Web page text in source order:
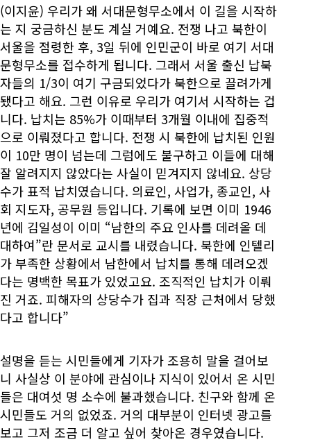
(이지윤) 우리가 왜 서대문형무소에서 이 길을 시작하
는 지 궁금하신 분도 계실 거예요. 전쟁 나고 북한이
서울을 점령한 후, 3일 뒤에 인민군이 바로 여기 서대
문형무소를 접수하게 됩니다. 그래서 서울 출신 납북
자들의 1/3이 여기 구금되었다가 북한으로 끌려가게
됐다고 해요. 그런 이유로 우리가 여기서 시작하는 겁
니다. 납치는 85%가 이때부터 3개월 이내에 집중적
으로 이뤄졌다고 합니다. 전쟁 시 북한에 납치된 인원
이 10만 명이 넘는데 그럼에도 불구하고 이들에 대해
잘 알려지지 않았다는 사실이 믿겨지지 않네요. 상당
수가 표적 납치였습니다. 의료인, 사업가, 종교인, 사
회 지도자, 공무원 등입니다. 기록에 보면 이미 1946
년에 김일성이 이미 “남한의 주요 인사를 데려올 데
대하여”란 문서로 교시를 내렸습니다. 북한에 인텔리
가 부족한 상황에서 남한에서 납치를 통해 데려오겠
다는 명백한 목표가 있었고요. 조직적인 납치가 이뤄
진 거죠. 피해자의 상당수가 집과 직장 근처에서 당했
다고 합니다”
설명을 듣는 시민들에게 기자가 조용히 말을 걸어보
니 사실상 이 분야에 관심이나 지식이 있어서 온 시민
들은 대여섯 명 소수에 불과했습니다. 친구와 함께 온
시민들도 거의 없었죠. 거의 대부분이 인터넷 광고를
보고 그저 조금 더 알고 싶어 찾아온 경우였습니다.